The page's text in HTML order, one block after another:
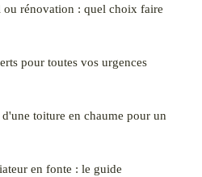
rénovation : quel choix faire
pour toutes vos urgences
toiture en chaume pour un
en fonte : le guide